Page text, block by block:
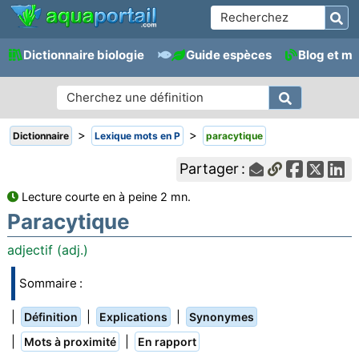
Dictionnaire biologie Guide espèces Blog et
Dictionnaire > Lexique mots en P > paracytique
Partager :
Lecture courte en à peine 2 mn.
Paracytique
adjectif (adj.)
Sommaire :
Définition Explications Synonymes
Mots à proximité En rapport